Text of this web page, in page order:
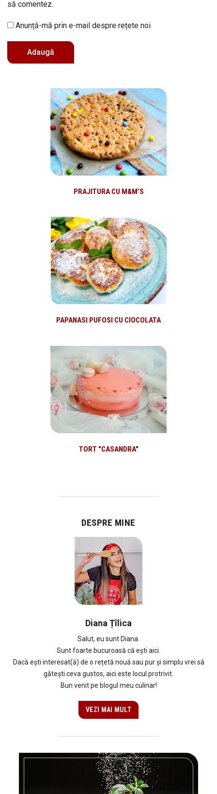
să comentez.
Anunță-mă prin e-mail despre rețete noi
PRAJITURA CU M&M’S
PAPANASI PUFOSI CU CIOCOLATA
TORT "CASANDRA"
DESPRE MINE
Diana Țîlica
Salut, eu sunt Diana.
Sunt foarte bucuroasă că ești aici.
Dacă ești interesat(ă) de o rețetă nouă sau pur și simplu vrei să
gătești ceva gustos, aici este locul protrivit.
Bun venit pe blogul meu culinar!
VEZI MAI MULT